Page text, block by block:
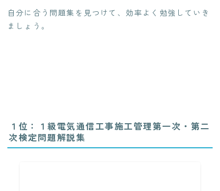
自分に合う問題集を見つけて、効率よく勉強していき
ましょう。
１位：１級電気通信工事施工管理第一次・第二
次検定問題解説集